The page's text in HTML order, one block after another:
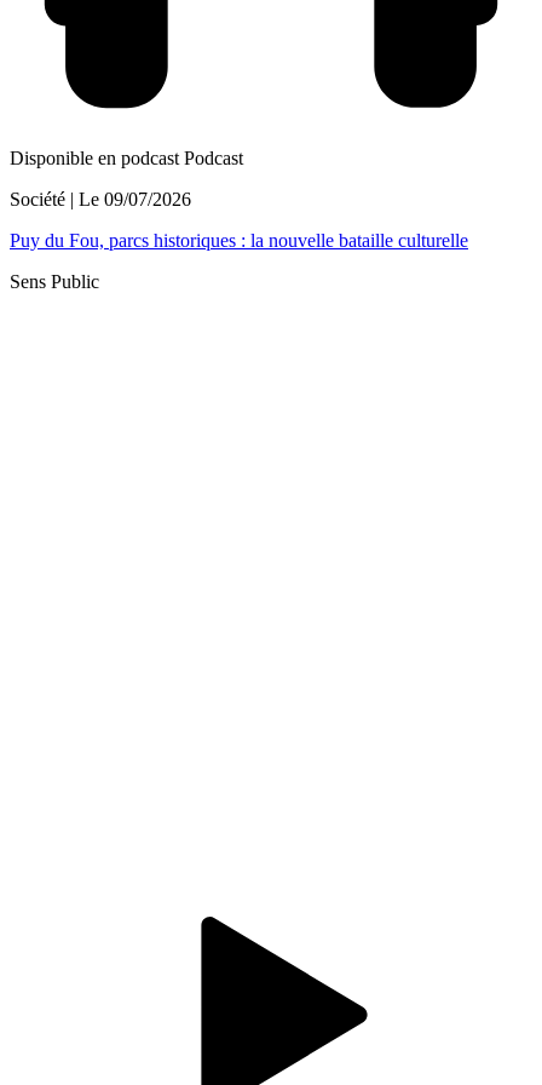
Disponible en podcast Podcast
Société | Le 09/07/2026
Puy du Fou, parcs historiques : la nouvelle bataille culturelle
Sens Public